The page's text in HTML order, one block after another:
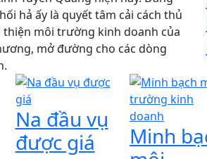
hả ấy là quyết tâm cải cách thủ
thiện môi trường kinh doanh của
mở đường cho các dòng
Na đầu vụ
được giá
Minh